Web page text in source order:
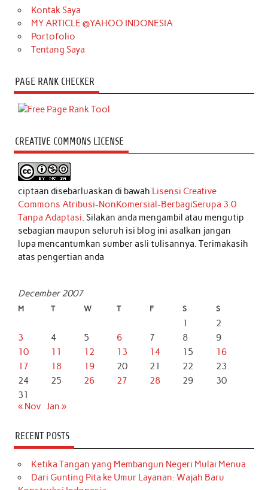
Kontak Saya
MY ARTICLE @YAHOO INDONESIA
Portofolio
Tentang Saya
PAGE RANK CHECKER
CREATIVE COMMONS LICENSE
ciptaan disebarluaskan di bawah Lisensi Creative
Commons Atribusi-NonKomersial-BerbagiSerupa 3.0
Tanpa Adaptasi. Silakan anda mengambil atau mengutip
sebagian maupun seluruh isi blog ini asalkan jangan
lupa mencantumkan sumber asli tulisannya. Terimakasih
atas pengertian anda
December 2007
M T W T F S S
1
2
3
4 5 6 7 8
9
10
11 12 13 14 15
16
17
18 19 20 21 22
23
24
25 26 27 28 29
30
31
« Nov Jan »
RECENT POSTS
Ketika Tangan yang Membangun Negeri Mulai Menua
Dari Gunting Pita ke Umur Layanan: Wajah Baru